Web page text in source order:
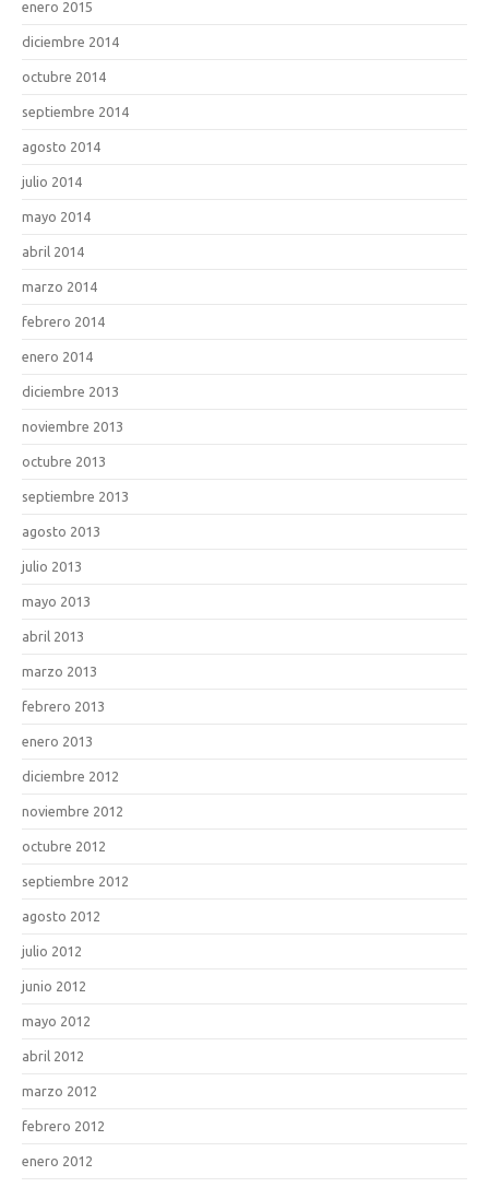
enero 2015
diciembre 2014
octubre 2014
septiembre 2014
agosto 2014
julio 2014
mayo 2014
abril 2014
marzo 2014
febrero 2014
enero 2014
diciembre 2013
noviembre 2013
octubre 2013
septiembre 2013
agosto 2013
julio 2013
mayo 2013
abril 2013
marzo 2013
febrero 2013
enero 2013
diciembre 2012
noviembre 2012
octubre 2012
septiembre 2012
agosto 2012
julio 2012
junio 2012
mayo 2012
abril 2012
marzo 2012
febrero 2012
enero 2012